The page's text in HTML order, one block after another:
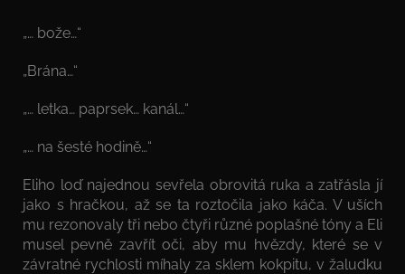
„… bože…“
„Brána…“
„… letka… paprsek… kanál…“
„… na šesté hodině…“
Eliho loď najednou sevřela obrovitá ruka a zatřásla jí
jako s hračkou, až se ta roztočila jako káča. V uších
mu rezonovaly tři nebo čtyři různé poplašné tóny a Eli
musel pevně zavřít oči, aby mu hvězdy, které se v
závratné rychlosti míhaly za sklem kokpitu, v žaludku